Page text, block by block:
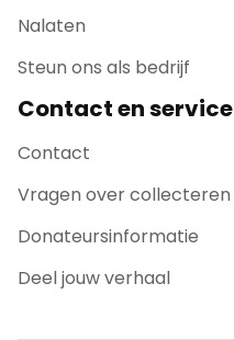
Nalaten
Steun ons als bedrijf
Contact en service
Contact
Vragen over collecteren
Donateursinformatie
Deel jouw verhaal